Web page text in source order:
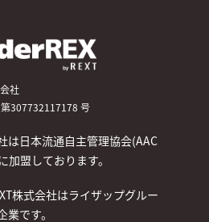
社
307732117178 号
は日本流通自主管理協会(AAC
加盟しております。
株式会社はライザップグルー
業です。